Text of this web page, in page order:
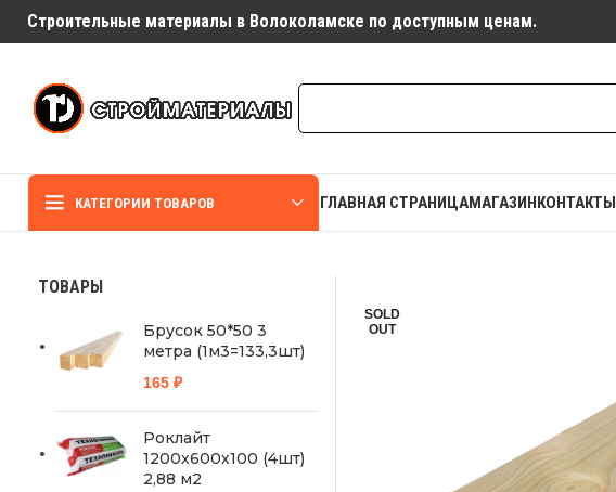
Строительные материалы в Волоколамске по доступным ценам.
КАТЕГОРИИ ТОВАРОВ ГЛАВНАЯ СТРАНИЦАМАГАЗИНКОНТАКТЫ
SOLD
OUT
ТОВАРЫ
Брусок 50*50 3
метра (1м3=133,3шт)
165 ₽
Роклайт
1200х600х100 (4шт)
2,88 м2